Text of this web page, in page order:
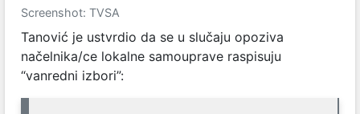
Screenshot: TVSA
Tanović je ustvrdio da se u slučaju opoziva
načelnika/ce lokalne samouprave raspisuju
“vanredni izbori”: